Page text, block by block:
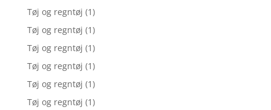
Tøj og regntøj (1)
Tøj og regntøj (1)
Tøj og regntøj (1)
Tøj og regntøj (1)
Tøj og regntøj (1)
Tøj og regntøj (1)